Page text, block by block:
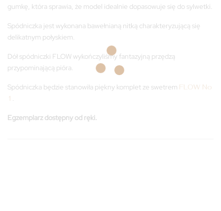
gumkę, która sprawia, że model idealnie dopasowuje się do sylwetki.
Spódniczka jest wykonana bawełnianą nitką charakteryzującą się
delikatnym połyskiem.
Dół spódniczki FLOW wykończyliśmy fantazyjną przędzą
przypominającą pióra.
Spódniczka będzie stanowiła piękny komplet ze swetrem FLOW No
1 .
Egzemplarz dostępny od ręki.